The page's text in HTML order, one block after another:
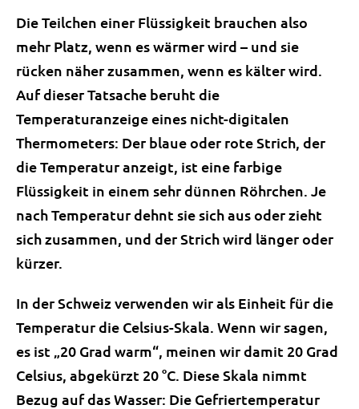
Die Teilchen einer Flüssigkeit brauchen also
mehr Platz, wenn es wärmer wird – und sie
rücken näher zusammen, wenn es kälter wird.
Auf dieser Tatsache beruht die
Temperaturanzeige eines nicht-digitalen
Thermometers: Der blaue oder rote Strich, der
die Temperatur anzeigt, ist eine farbige
Flüssigkeit in einem sehr dünnen Röhrchen. Je
nach Temperatur dehnt sie sich aus oder zieht
sich zusammen, und der Strich wird länger oder
kürzer.
In der Schweiz verwenden wir als Einheit für die
Temperatur die Celsius-Skala. Wenn wir sagen,
es ist „20 Grad warm“, meinen wir damit 20 Grad
Celsius, abgekürzt 20 °C. Diese Skala nimmt
Bezug auf das Wasser: Die Gefriertemperatur